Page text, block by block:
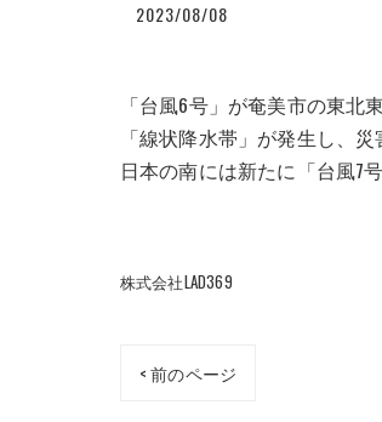
2023/08/08
「台風6号」が奄美市の東
「線状降水帯」が発生し、
日本の南には新たに「台風7
株式会社LAD369
< 前のページ